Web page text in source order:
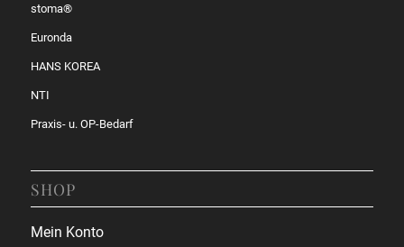
stoma®
Euronda
HANS KOREA
NTI
Praxis- u. OP-Bedarf
SHOP
Mein Konto